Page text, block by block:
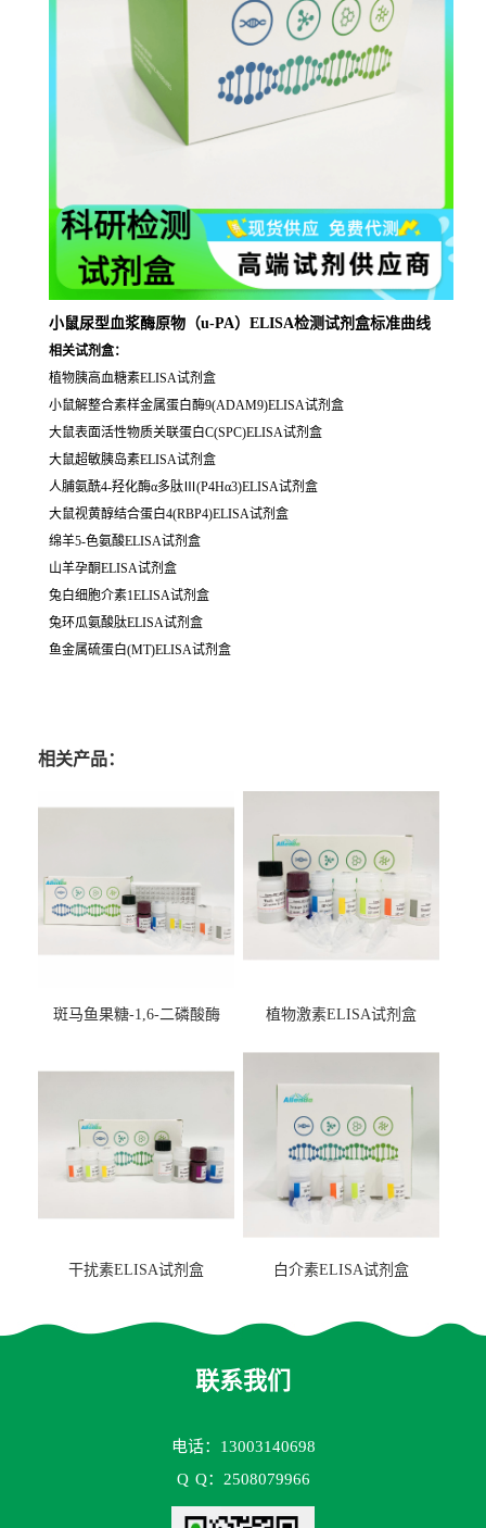
小鼠尿型血浆酶原物（u-PA）ELISA检测试剂盒标准曲线
相关试剂盒：
植物胰高血糖素ELISA试剂盒
小鼠解整合素样金属蛋白酶9(ADAM9)ELISA试剂盒
大鼠表面活性物质关联蛋白C(SPC)ELISA试剂盒
大鼠超敏胰岛素ELISA试剂盒
人脯氨酰4-羟化酶α多肽Ⅲ(P4Hα3)ELISA试剂盒
大鼠视黄醇结合蛋白4(RBP4)ELISA试剂盒
绵羊5-色氨酸ELISA试剂盒
山羊孕酮ELISA试剂盒
兔白细胞介素1ELISA试剂盒
兔环瓜氨酸肽ELISA试剂盒
鱼金属硫蛋白(MT)ELISA试剂盒
相关产品：
斑马鱼果糖-1,6-二磷酸酶
盒
植物激素ELISA试剂盒
干扰素ELISA试剂盒 白介素ELISA试剂盒
联系我们
电话：13003140698
Q Q：2508079966